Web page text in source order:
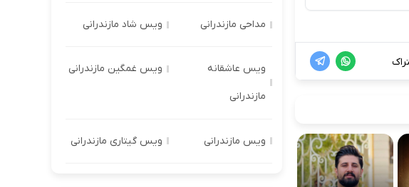
مداحی مازندرانی ویس شاد مازندرانی
ویس عاشقانه
مازندرانی
ویس غمگین مازندرانی
ویس مازندرانی ویس گیتاری مازندرانی